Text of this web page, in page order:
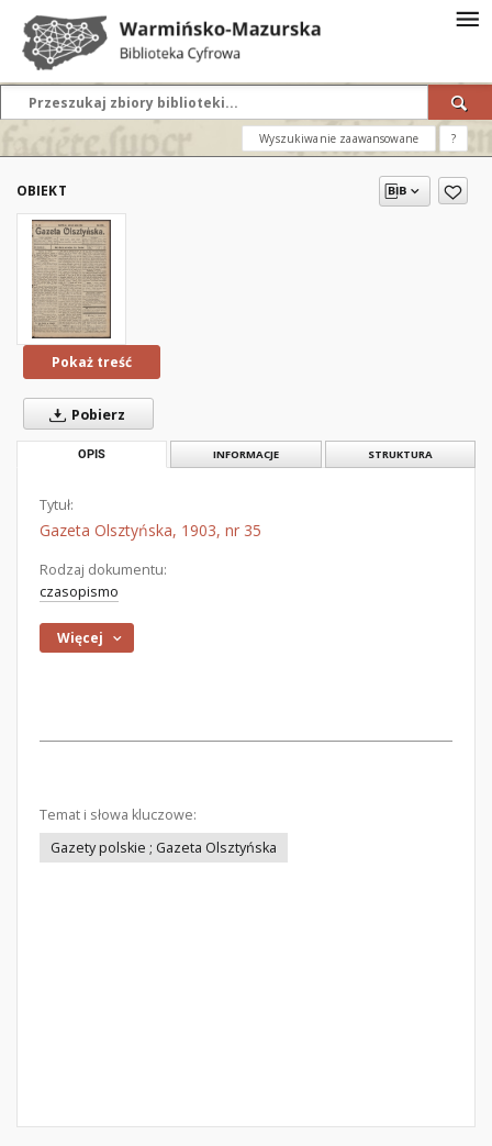
Wyszukiwanie zaawansowane ?
OBIEKT
Pokaż treść
Pobierz
OPIS INFORMACJE STRUKTURA
Tytuł:
Gazeta Olsztyńska, 1903, nr 35
Rodzaj dokumentu:
czasopismo
Więcej
Temat i słowa kluczowe:
Gazety polskie ; Gazeta Olsztyńska